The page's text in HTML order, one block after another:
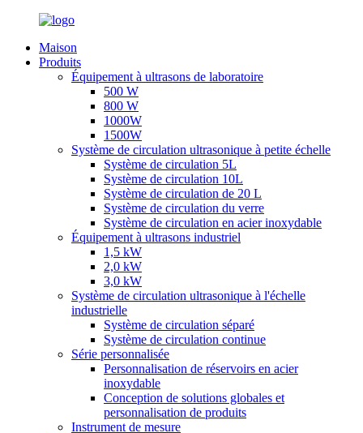
Maison
Produits
Équipement à ultrasons de laboratoire
500 W
800 W
1000W
1500W
Système de circulation ultrasonique à petite échelle
Système de circulation 5L
Système de circulation 10L
Système de circulation de 20 L
Système de circulation du verre
Système de circulation en acier inoxydable
Équipement à ultrasons industriel
1,5 kW
2,0 kW
3,0 kW
Système de circulation ultrasonique à l'échelle
industrielle
Système de circulation séparé
Système de circulation continue
Série personnalisée
Personnalisation de réservoirs en acier
inoxydable
Conception de solutions globales et
personnalisation de produits
Instrument de mesure